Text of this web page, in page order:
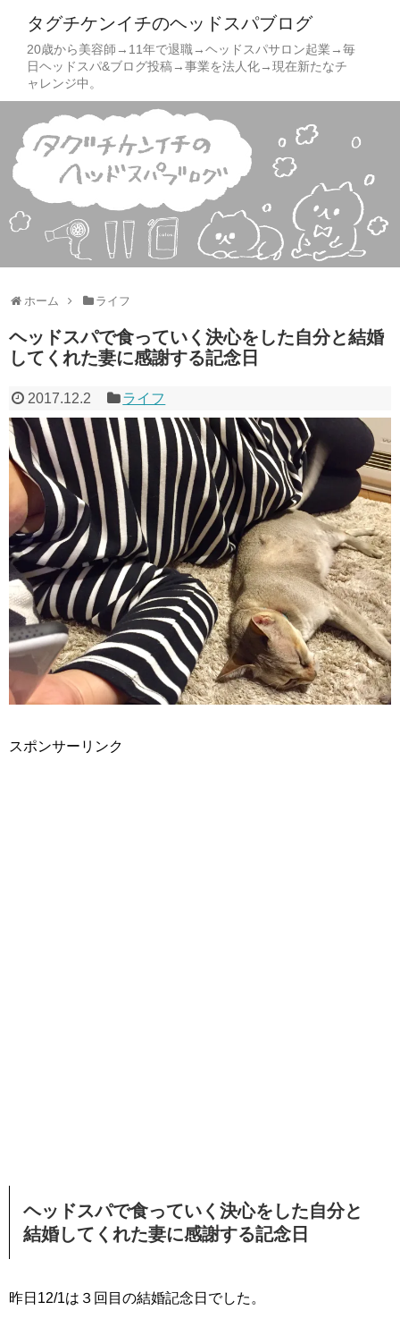
タグチケンイチのヘッドスパブログ
20歳から美容師→11年で退職→ヘッドスパサロン起業→毎
日ヘッドスパ&ブログ投稿→事業を法人化→現在新たなチ
ャレンジ中。
ホーム ライフ
ヘッドスパで食っていく決心をした自分と結婚
してくれた妻に感謝する記念日
2017.12.2 ライフ
スポンサーリンク
ヘッドスパで食っていく決心をした自分と
結婚してくれた妻に感謝する記念日
昨日12/1は３回目の結婚記念日でした。